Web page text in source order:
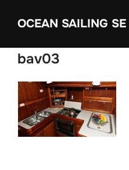
OCEAN SAILING SE
bav03